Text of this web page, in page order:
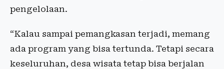
pengelolaan.
“Kalau sampai pemangkasan terjadi, memang
ada program yang bisa tertunda. Tetapi secara
keseluruhan, desa wisata tetap bisa berjalan